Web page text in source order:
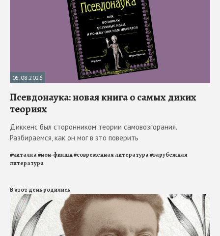
05.08.2026
Псевдонаука: новая книга о самых диких
теориях
Диккенс был сторонником теории самовозгорания.
Разбираемся, как он мог в это поверить
#читалка#нон-фикшн#современная литература#зарубежная
литература
В этот день родились